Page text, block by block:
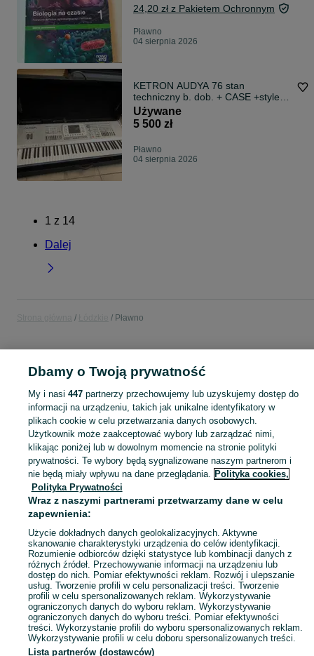
24,20 zł z Pakietem Ochronnym
Pławno
04 sierpnia 2026
KETRON AUDYA 76 stan
techniczny b. dob. + CASE +style +
brzmienia + karton. Pierwszy
użytkownik
Używane
5 500 zł
Pławno
04 sierpnia 2026
1 z 14
Dalej
Pławno
elektryk
Skorzystaj z największego serwisu ogłoszeniowego - Pławno i okolice! Kupuj to, czego pragniesz i sprzedawaj to, czego już nie potrzebujesz! Zobacz
Mapa kategorii
Mapa miejscowości
Mapa ministron
Popularne wyszukiwania
Dbamy o Twoją prywatność
My i nasi 447partnerzy przechowujemy lub uzyskujemy dostęp do
informacji na urządzeniu, takich jak unikalne identyfikatory w
plikach cookie w celu przetwarzania danych osobowych.
Użytkownik może zaakceptować wybory lub zarządzać nimi,
klikając poniżej lub w dowolnym momencie na stronie polityki
prywatności. Te wybory będą sygnalizowane naszym partnerom i
nie będą miały wpływu na dane przeglądania. Polityka cookies,
Polityka Prywatności
Wraz z naszymi partnerami przetwarzamy dane w celu
zapewnienia:
Użycie dokładnych danych geolokalizacyjnych. Aktywne
skanowanie charakterystyki urządzenia do celów identyfikacji.
Rozumienie odbiorców dzięki statystyce lub kombinacji danych z
różnych źródeł. Przechowywanie informacji na urządzeniu lub
dostęp do nich. Pomiar efektywności reklam. Rozwój i ulepszanie
usług. Tworzenie profili w celu personalizacji treści. Tworzenie
profili w celu spersonalizowanych reklam. Wykorzystywanie
ograniczonych danych do wyboru reklam. Wykorzystywanie
ograniczonych danych do wyboru treści. Pomiar efektywności
treści. Wykorzystanie profili do wyboru spersonalizowanych reklam.
Wykorzystywanie profili w celu doboru spersonalizowanych treści.
Lista partnerów (dostawców)